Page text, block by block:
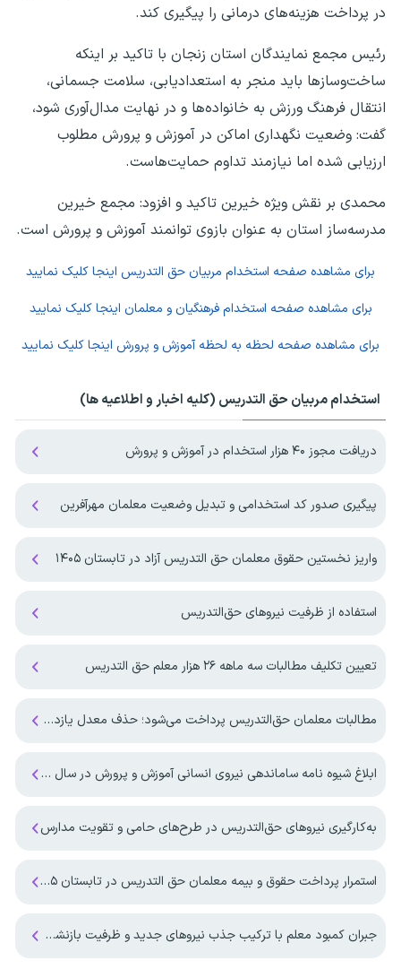
در پرداخت هزینه‌های درمانی را پیگیری کند.
رئیس مجمع نمایندگان استان زنجان با تاکید بر اینکه
ساخت‌وسازها باید منجر به استعدادیابی، سلامت جسمانی،
انتقال فرهنگ ورزش به خانواده‌ها و در نهایت مدال‌آوری شود،
گفت: وضعیت نگهداری اماکن در آموزش و پرورش مطلوب
ارزیابی شده اما نیازمند تداوم حمایت‌هاست.
محمدی بر نقش ویژه خیرین تاکید و افزود: مجمع خیرین
مدرسه‌ساز استان به عنوان بازوی توانمند آموزش و پرورش است.
برای مشاهده صفحه استخدام مربیان حق التدریس اینجا کلیک نمایید
برای مشاهده صفحه استخدام فرهنگیان و معلمان اینجا کلیک نمایید
برای مشاهده صفحه لحظه به لحظه آموزش و پرورش اینجا کلیک نمایید
استخدام مربیان حق التدریس (کلیه اخبار و اطلاعیه ها)
دریافت مجوز ۴۰ هزار استخدام در آموزش و پرورش
پیگیری صدور کد استخدامی و تبدیل وضعیت معلمان مهرآفرین
واریز نخستین حقوق معلمان حق التدریس آزاد در تابستان ۱۴۰۵
استفاده از ظرفیت نیروهای حق‌التدریس
تعیین تکلیف مطالبات سه ماهه ۲۶ هزار معلم حق التدریس
مطالبات معلمان حق‌التدریس پرداخت می‌شود؛ حذف معدل یازدهم از آزمون سراسری
ابلاغ شیوه نامه ساماندهی نیروی انسانی آموزش و پرورش در سال ۱۴۰۵
به‌کارگیری نیرو‌های حق‌التدریس در طرح‌های حامی و تقویت مدارس
استمرار پرداخت حقوق و بیمه معلمان حق التدریس در تابستان ۱۴۰۵
جبران کمبود معلم با ترکیب جذب نیروهای جدید و ظرفیت بازنشستگان